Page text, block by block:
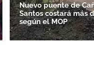
Nuevo puente de
Santos costará más
según el MOP